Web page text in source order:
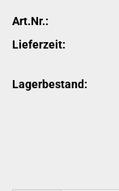
Art.Nr.:
Lieferzeit:
Lagerbestand: